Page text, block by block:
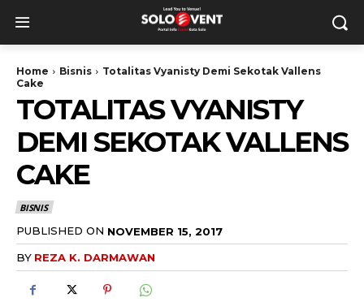
Home Bisnis
Totalitas Vyanisty Demi Sekotak Vallens
Cake
TOTALITAS VYANISTY
DEMI SEKOTAK VALLENS
CAKE
BISNIS
PUBLISHED ON NOVEMBER 15, 2017
BY REZA K. DARMAWAN